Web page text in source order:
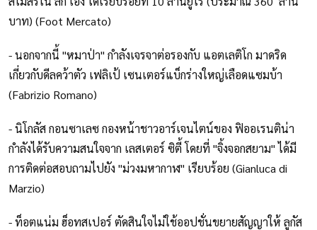
บาท) (Foot Mercato)
- นอกจากนี้ "หมาป่า" กำลังเจรจาต่อรองกับ แอตเลติโก มาดริด
เกี่ยวกับดีลคว้าตัว เฟลิเป้ เซนเตอร์แบ็กร่างใหญ่เลือดแซมบ้า
(Fabrizio Romano)
- นิโกลัส กอนซาเลซ กองหน้าชาวอาร์เจนไตน์ของ ฟิออเรนติน่า
กำลังได้รับความสนใจจาก เลสเตอร์ ซิตี้ โดยที่ "จิ้งจอกสยาม" ได้มี
การติดต่อสอบถามไปยัง "ม่วงมหากาฬ" เรียบร้อย (Gianluca di
Marzio)
- ท็อตแน่ม ฮ็อทสเปอร์ ตัดสินใจไม่ใช้ออปชั่นขยายสัญญาให้ ลูกัส